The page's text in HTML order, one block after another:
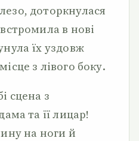
доторкнулася
в нові
їх уздовж
з лівого боку.
сцена з
та її лицар!
на ноги й